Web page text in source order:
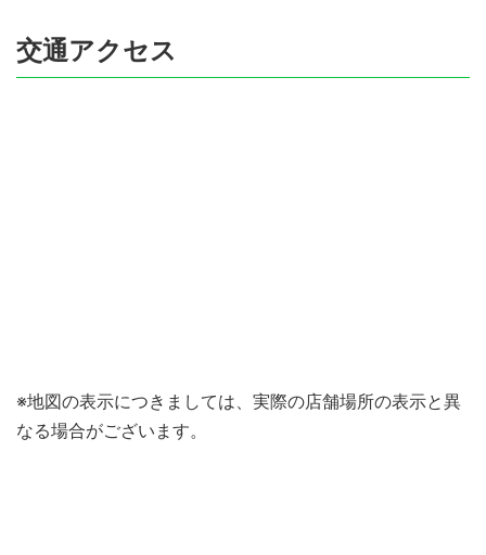
交通アクセス
※地図の表示につきましては、実際の店舗場所の表示と異
なる場合がございます。